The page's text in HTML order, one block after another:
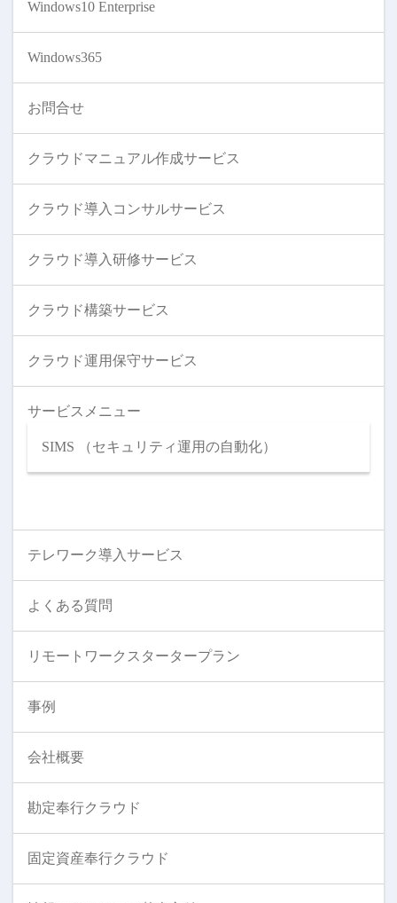
Windows10 Enterprise
Windows365
お問合せ
クラウドマニュアル作成サービス
クラウド導入コンサルサービス
クラウド導入研修サービス
クラウド構築サービス
クラウド運用保守サービス
サービスメニュー
SIMS （セキュリティ運用の自動化）
テレワーク導入サービス
よくある質問
リモートワークスタータープラン
事例
会社概要
勘定奉行クラウド
固定資産奉行クラウド